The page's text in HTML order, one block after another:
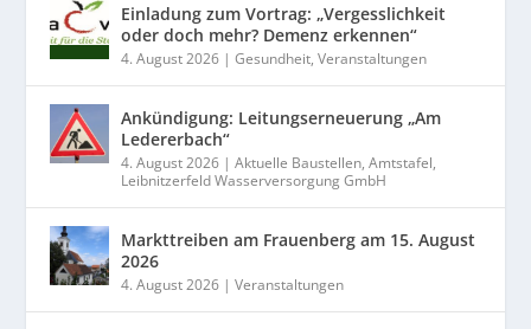
Einladung zum Vortrag: „Vergesslichkeit
oder doch mehr? Demenz erkennen“
4. August 2026 |Gesundheit,Veranstaltungen
Ankündigung: Leitungserneuerung „Am
Ledererbach“
4. August 2026 |Aktuelle Baustellen,Amtstafel,
Leibnitzerfeld Wasserversorgung GmbH
Markttreiben am Frauenberg am 15. August
2026
4. August 2026 |Veranstaltungen